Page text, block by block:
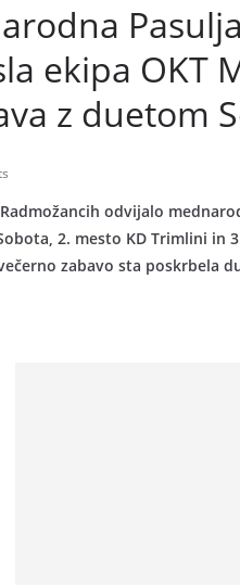
ekipa OKT
z duetom
odvijalo
2. mesto KD Trimlini
zabavo sta poskrbela